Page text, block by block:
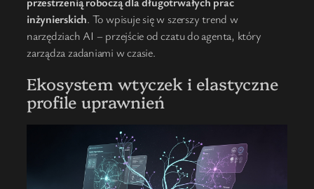
inżynierskich. To wpisuje się w szerszy trend w
narzędziach AI – przejście od czatu do agenta, który
zarządza zadaniami w czasie.
Ekosystem wtyczek i elastyczne
profile uprawnień